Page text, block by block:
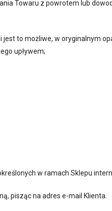
Towaru z powrotem lub
to możliwe, w oryginalnym
upływem;
w ramach Sklepu
pisząc na adres e-mail Klienta.